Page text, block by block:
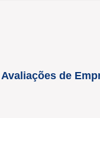
Avaliações de